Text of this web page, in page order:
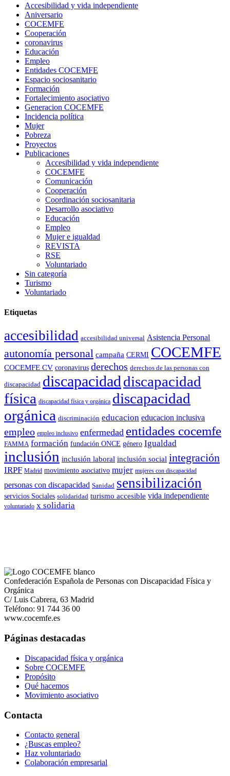
Accesibilidad y vida independiente
Aniversario
COCEMFE
Cooperación
coronavirus
Educación
Empleo
Entidades COCEMFE
Espacio sociosanitario
Formación
Fortalecimiento asociativo
Generacion COCEMFE
Incidencia política
Mujer
Pobreza
Proyectos
Publicaciones
Accesibilidad y vida independiente
COCEMFE
Comunicación
Cooperación
Coordinación sociosanitaria
Desarrollo asociativo
Educación
Empleo
Mujer e igualdad
REVISTA
RSE
Voluntariado
Sin categoría
Turismo
Voluntariado
Etiquetas
accesibilidad accesibilidad universal Asistencia Personal
autonomía personal campaña CERMI COCEMFE
COCEMFE CV coronavirus derechos derechos de las personas con
discapacidad discapacidad discapacidad
física discapacidad física y orgánica discapacidad
orgánica discriminación educacion educacion inclusiva
empleo empleo inclusivo enfermedad entidades cocemfe
FAMMA formación fundación ONCE género Igualdad
inclusión inclusión laboral inclusión social integración
IRPF Madrid movimiento asociativo mujer mujeres con discapacidad
personas con discapacidad Sanidad sensibilización
servicios Sociales solidaridad turismo accesible vida independiente
voluntariado x solidaria
Confederación Española de Personas con Discapacidad Física y
Orgánica
C/ Luis Cabrera, 63 Madrid
Teléfono: 91 744 36 00
www.cocemfe.es
Páginas destacadas
Discapacidad física y orgánica
Sobre COCEMFE
Propósito
Qué hacemos
Movimiento asociativo
Contacta
Contacto general
¿Buscas empleo?
Haz voluntariado
Colaboración empresarial